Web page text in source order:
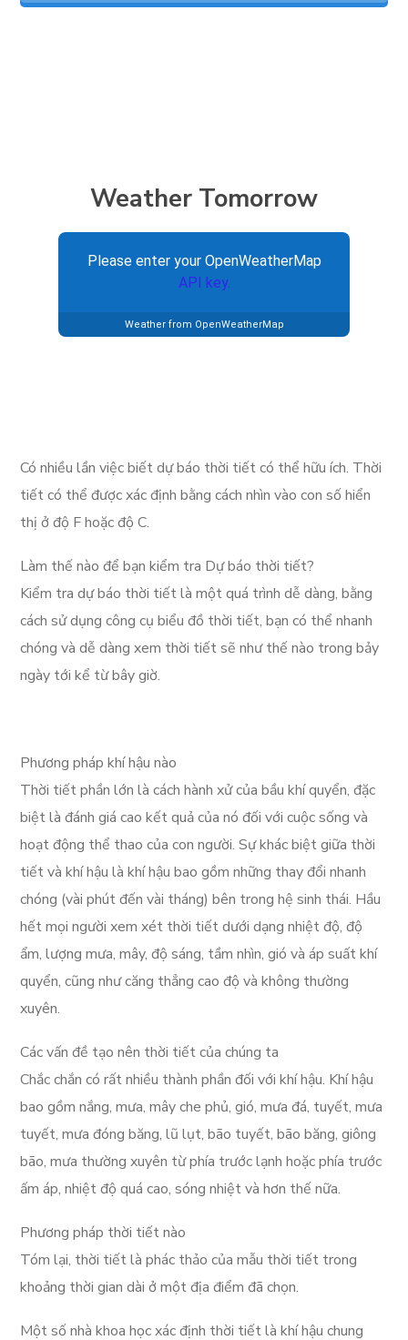
Weather Tomorrow
Please enter your OpenWeatherMap
API key.
Weather from OpenWeatherMap
Có nhiều lần việc biết dự báo thời tiết có thể hữu ích. Thời
tiết có thể được xác định bằng cách nhìn vào con số hiển
thị ở độ F hoặc độ C.
Làm thế nào để bạn kiểm tra Dự báo thời tiết?
Kiểm tra dự báo thời tiết là một quá trình dễ dàng, bằng
cách sử dụng công cụ biểu đồ thời tiết, bạn có thể nhanh
chóng và dễ dàng xem thời tiết sẽ như thế nào trong bảy
ngày tới kể từ bây giờ.
Phương pháp khí hậu nào
Thời tiết phần lớn là cách hành xử của bầu khí quyển, đặc
biệt là đánh giá cao kết quả của nó đối với cuộc sống và
hoạt động thể thao của con người. Sự khác biệt giữa thời
tiết và khí hậu là khí hậu bao gồm những thay đổi nhanh
chóng (vài phút đến vài tháng) bên trong hệ sinh thái. Hầu
hết mọi người xem xét thời tiết dưới dạng nhiệt độ, độ
ẩm, lượng mưa, mây, độ sáng, tầm nhìn, gió và áp suất khí
quyển, cũng như căng thẳng cao độ và không thường
xuyên.
Các vấn đề tạo nên thời tiết của chúng ta
Chắc chắn có rất nhiều thành phần đối với khí hậu. Khí hậu
bao gồm nắng, mưa, mây che phủ, gió, mưa đá, tuyết, mưa
tuyết, mưa đóng băng, lũ lụt, bão tuyết, bão băng, giông
bão, mưa thường xuyên từ phía trước lạnh hoặc phía trước
ấm áp, nhiệt độ quá cao, sóng nhiệt và hơn thế nữa.
Phương pháp thời tiết nào
Tóm lại, thời tiết là phác thảo của mẫu thời tiết trong
khoảng thời gian dài ở một địa điểm đã chọn.
Một số nhà khoa học xác định thời tiết là khí hậu chung